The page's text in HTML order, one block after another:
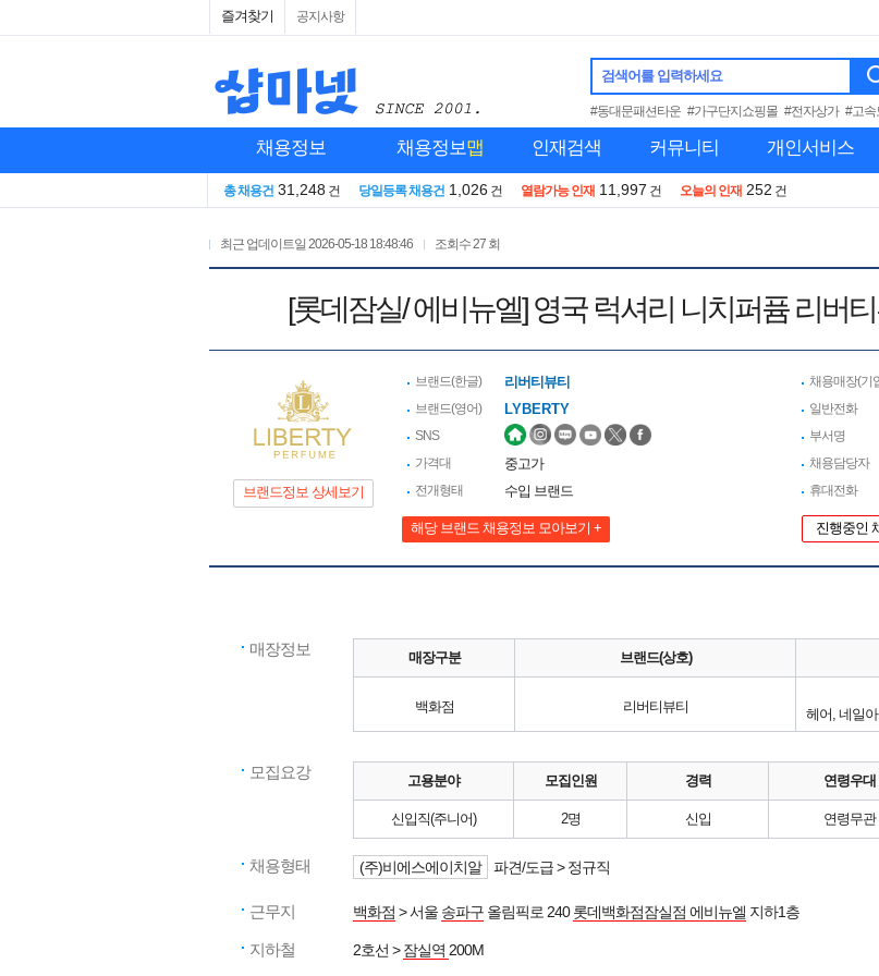
즐겨찾기 공지사항
검색어를 입력하세요
#동대문패션타운 #가구단지쇼핑몰 #전자상가 #고속
채용정보 채용정보맵 인재검색 커뮤니티 개인서비스
총 채용건 31,248 건 당일등록 채용건 1,026 건 열람가능 인재 11,997 건 오늘의 인재 252 건
최근 업데이트일 2026-05-18 18:48:46 조회수27 회
[롯데잠실/ 에비뉴엘] 영국 럭셔리 니치퍼퓸 리버
브랜드정보 상세보기
브랜드(한글) 리버티뷰티
브랜드(영어) LYBERTY
SNS
가격대
중고가
전개형태 수입 브랜드
해당 브랜드 채용정보 모아보기 +
채용매장(기
일반전화
부서명
채용담당자
휴대전화
진행중인
매장정보 매장구분 브랜드(상호)
백화점 리버티뷰티
헤어, 네일
모집요강 고용분야 모집인원 경력 연령우대
신입직(주니어) 2명 신입 연령무관
채용형태 (주)비에스에이치알 파견/도급 > 정규직
근무지 백화점 > 서울 송파구 올림픽로 240롯데백화점잠실점 에비뉴엘 지하1층
지하철 2호선 >잠실역 200M